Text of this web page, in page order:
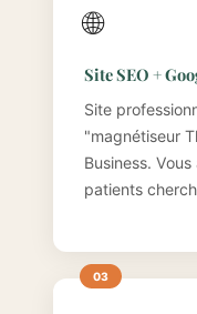
🌐
Site SEO +
Site
"magnétiseur
Business.
patients